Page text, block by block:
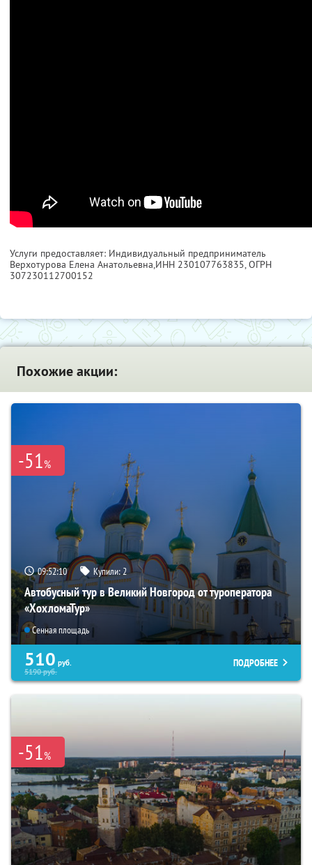
Услуги предоставляет: Индивидуальный предприниматель
Верхотурова Елена Анатольевна,ИНН 230107763835, ОГРН
307230112700152
Похожие акции:
-51%
09:52:08 Купили:2
Автобусный тур в Великий Новгород от туроператора
«ХохломаТур»
Сенная площадь
510 руб.
5190руб.
ПОДРОБНЕЕ
-51%